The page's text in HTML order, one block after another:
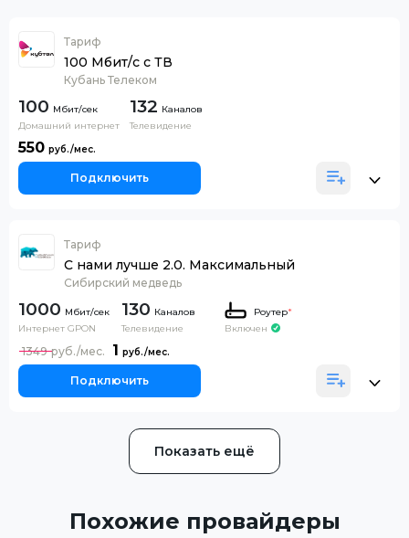
Тариф
100 Мбит/с с ТВ
Кубань Телеком
100
Домашний интернет
132 Каналов
Телевидение
550
Подключить
Тариф
С нами лучше 2.0. Максимальный
Сибирский медведь
1000
Интернет GPON
130 Каналов
Телевидение
Роутер*
Включен
1
1349
Подключить
Показать ещё
Похожие провайдеры